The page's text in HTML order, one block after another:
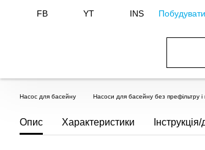
FB YT INS
Насос для басейну Насоси для басейну без префільтру
Опис Характеристики